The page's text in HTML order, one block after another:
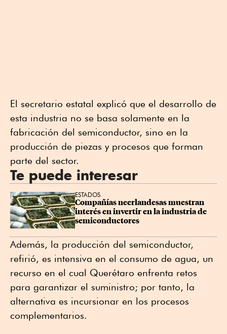
El secretario estatal explicó que el desarrollo de
esta industria no se basa solamente en la
fabricación del semiconductor, sino en la
producción de piezas y procesos que forman
parte del sector.
Te puede interesar
ESTADOS
Compañías neerlandesas muestran
interés en invertir en la industria de
semiconductores
Además, la producción del semiconductor,
refirió, es intensiva en el consumo de agua, un
recurso en el cual Querétaro enfrenta retos
para garantizar el suministro; por tanto, la
alternativa es incursionar en los procesos
complementarios.